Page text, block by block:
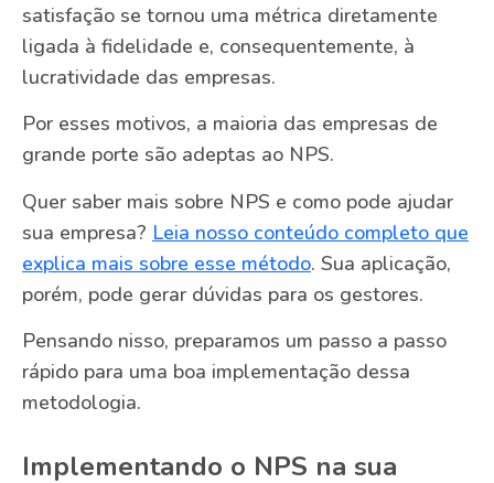
satisfação se tornou uma métrica diretamente
ligada à fidelidade e, consequentemente, à
lucratividade das empresas.
Por esses motivos, a maioria das empresas de
grande porte são adeptas ao NPS.
Quer saber mais sobre NPS e como pode ajudar
sua empresa? Leia nosso conteúdo completo que
explica mais sobre esse método. Sua aplicação,
porém, pode gerar dúvidas para os gestores.
Pensando nisso, preparamos um passo a passo
rápido para uma boa implementação dessa
metodologia.
Implementando o NPS na sua